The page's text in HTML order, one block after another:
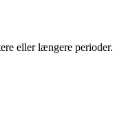
eller længere perioder.